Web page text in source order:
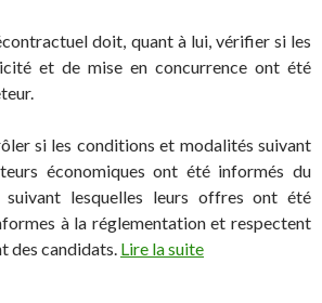
doit, quant à lui, vérifier si les
et de mise en concurrence ont été
si les conditions et modalités suivant
économiques ont été informés du
suivant lesquelles leurs offres ont été
à la réglementation et respectent
des candidats. Lire la suite